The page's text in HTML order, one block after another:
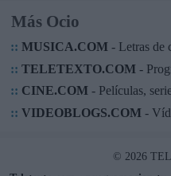
Más Ocio
:: MUSICA.COM- Letras de
:: TELETEXTO.COM-
:: CINE.COM- Películas,
:: VIDEOBLOGS.COM-
© 2026